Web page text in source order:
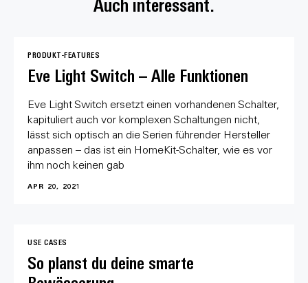
Auch interessant.
PRODUKT-FEATURES
Eve Light Switch – Alle Funktionen
Eve Light Switch ersetzt einen vorhandenen Schalter,
kapituliert auch vor komplexen Schaltungen nicht,
lässt sich optisch an die Serien führender Hersteller
anpassen – das ist ein HomeKit-Schalter, wie es vor
ihm noch keinen gab
APR 20, 2021
USE CASES
So planst du deine smarte